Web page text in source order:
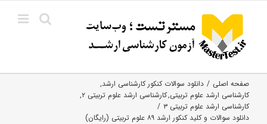
content
صفحه اصلی
دانلود سوالات کنکور کارشناسی ارشد
کارشناسی ارشد علوم تربیتی کارشناسی ارشد علوم تربیتی ۲
کارشناسی ارشد علوم تربیتی ۳
دانلود سوالات و کلید کنکور ارشد ۸۹ علوم تربیتی (رایگان)